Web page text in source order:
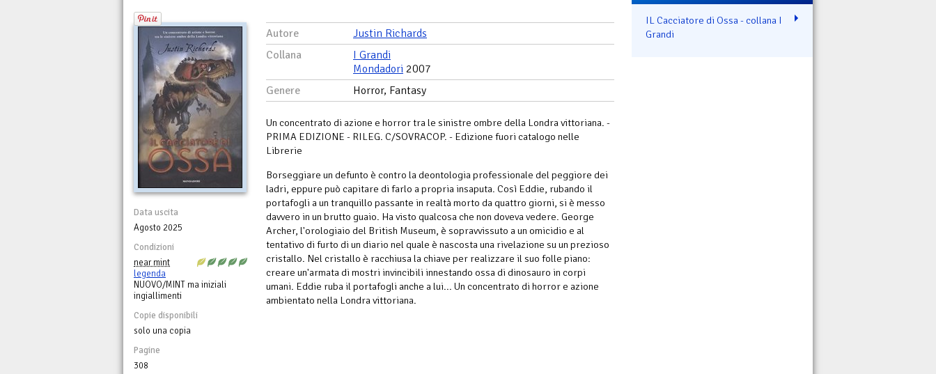
Data uscita
Agosto 2025
Condizioni
near mint
legenda
NUOVO/MINT ma iniziali
ingiallimenti
Copie disponibili
solo una copia
Pagine
308
Autore
Justin Richards
Collana
I Grandi
Mondadori 2007
Genere
Horror, Fantasy
Un concentrato di azione e horror tra le sinistre ombre della Londra vittoriana. -
PRIMA EDIZIONE - RILEG. C/SOVRACOP. - Edizione fuori catalogo nelle
Librerie
Borseggiare un defunto è contro la deontologia professionale del peggiore dei
ladri, eppure può capitare di farlo a propria insaputa. Così Eddie, rubando il
portafogli a un tranquillo passante in realtà morto da quattro giorni, si è messo
davvero in un brutto guaio. Ha visto qualcosa che non doveva vedere. George
Archer, l'orologiaio del British Museum, è sopravvissuto a un omicidio e al
tentativo di furto di un diario nel quale è nascosta una rivelazione su un prezioso
cristallo. Nel cristallo è racchiusa la chiave per realizzare il suo folle piano:
creare un'armata di mostri invincibili innestando ossa di dinosauro in corpi
umani. Eddie ruba il portafogli anche a lui... Un concentrato di horror e azione
ambientato nella Londra vittoriana.
IL Cacciatore di Ossa - collana I
Grandi